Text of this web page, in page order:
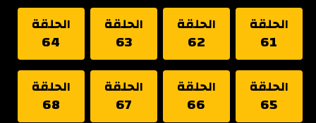
الحلقة
61
الحلقة
62
الحلقة
63
الحلقة
64
الحلقة
65
الحلقة
66
الحلقة
67
الحلقة
68